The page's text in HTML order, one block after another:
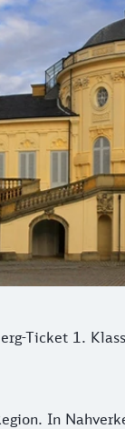
Ticket 1.
In